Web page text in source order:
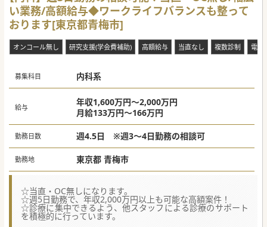
い業務/高額給与◆ワークライフバランスも整って
おります[東京都青梅市]
オンコール無し 研究支援(学会費補助) 高額給与 当直なし 複数診制 電子
募集科目 内科系
給与
年収1,600万円～2,000万円
月給133万円～166万円
勤務日数 週4.5日 ※週3～4日勤務の相談可
勤務地 東京都 青梅市
☆当直・OC無しになります。
☆週5日勤務で、年収2,000万円以上も可能な高額案件！
☆診療に集中できるよう、他スタッフによる診療のサポート
を積極的に行っています。